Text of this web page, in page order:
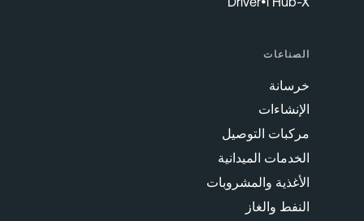
الصناعات
خرسانة
الإنشاءات
مركبات التوصيل
الخدمات الميدانية
الأغذية والمشروبات
النفط والغاز